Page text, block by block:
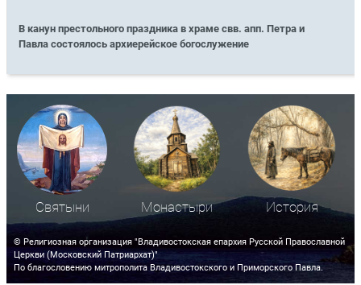
В канун престольного праздника в храме свв. апп. Петра и
Павла состоялось архиерейское богослужение
Святыни Монастыри История
© Религиозная организация "Владивостокская епархия Русской Православной
Церкви (Московский Патриархат)"
По благословению митрополита Владивостокского и Приморского Павла.